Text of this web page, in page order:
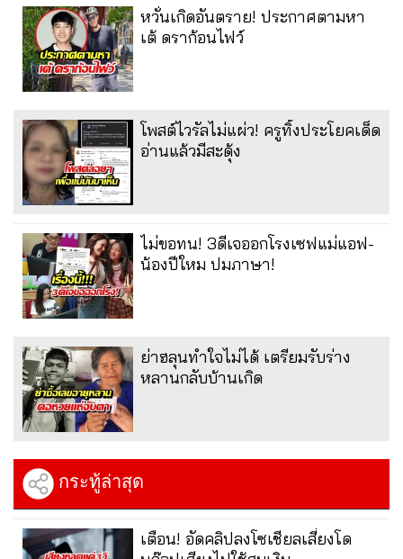
หวั่นเกิดอันตราย! ประกาศตามหา
เต้ ดราก้อนไฟว์
โพสต์ไวรัลไม่แผ่ว! ครูทิ้งประโยคเด็ด
อ่านแล้วมีสะดุ้ง
ไม่ขอทน! 3ดีเจออกโรงเซฟแม่แอฟ-
น้องปีใหม ปมภาษา!
ย่าฮลุนทำใจไม่ได้ เตรียมรับร่าง
หลานกลับบ้านเกิด
กระทู้ล่าสุด
เตือน! อัดคลิปลงโซเชียลเสี่ยงโด